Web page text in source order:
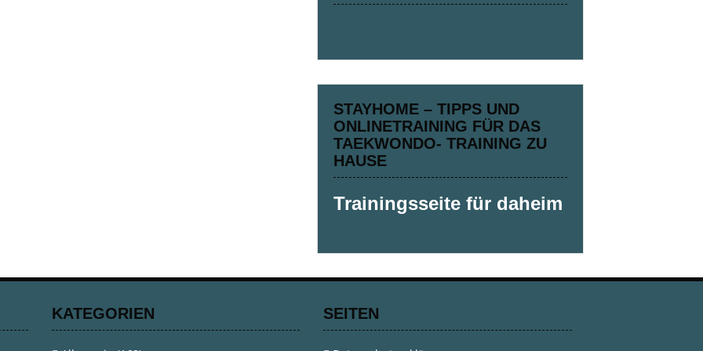
STAYHOME – TIPPS UND
ONLINETRAINING FÜR DAS
TAEKWONDO- TRAINING ZU
HAUSE
Trainingsseite für daheim
KATEGORIEN SEITEN